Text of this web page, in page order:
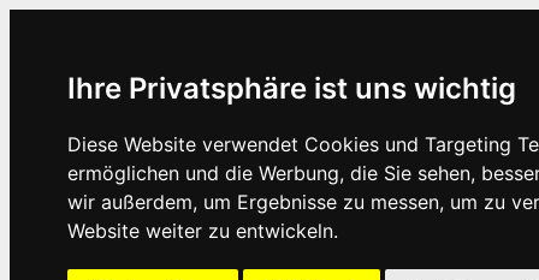
Ihre Privatsphäre ist uns wichtig
Diese Website verwendet Cookies und Targeting
ermöglichen und die Werbung, die Sie sehen,
wir außerdem, um Ergebnisse zu messen, um zu
Website weiter zu entwickeln.